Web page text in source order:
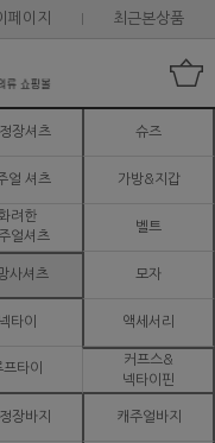
페이지 최근본상품
장셔츠 슈즈
얼 셔츠 가방&지갑
려한
얼셔츠
벨트
사셔츠 모자
넥타이 액세서리
프타이
커프스&
넥타이핀
장바지 캐주얼바지